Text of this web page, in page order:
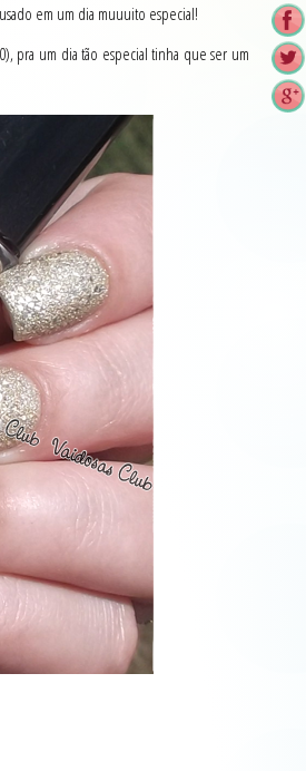
em um dia muuuito especial!
pra um dia tão especial tinha que ser um